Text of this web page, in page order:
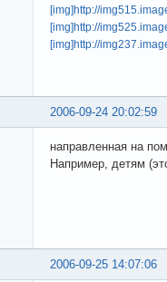
[img]http://
[img]http://
[img]http://
2006-09-24 20:02:59
направленная на
Например, детям
2006-09-25 14:07:06